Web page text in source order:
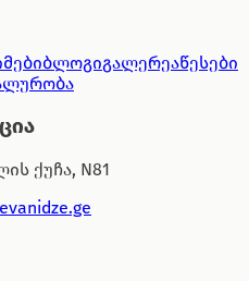
ბლოგიგალერეაწესები
ქუჩა, N81